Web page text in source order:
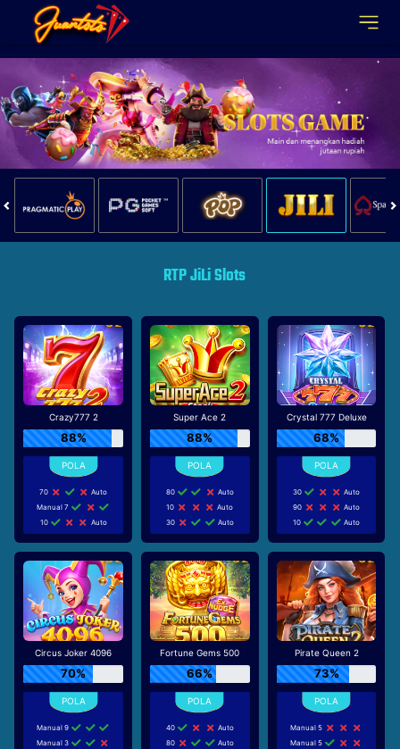
RTP JiLi Slots
Crazy777 2
88%
70
Auto
Manual 7
10
Auto
Super Ace 2
88%
80
Auto
10
Auto
30
Auto
Crystal 777 Deluxe
68%
30
Auto
90
Auto
10
Auto
Circus Joker 4096
70%
Manual 9
Manual 3
Fortune Gems 500
66%
40
Auto
80
Auto
Pirate Queen 2
73%
Manual 5
Manual 5